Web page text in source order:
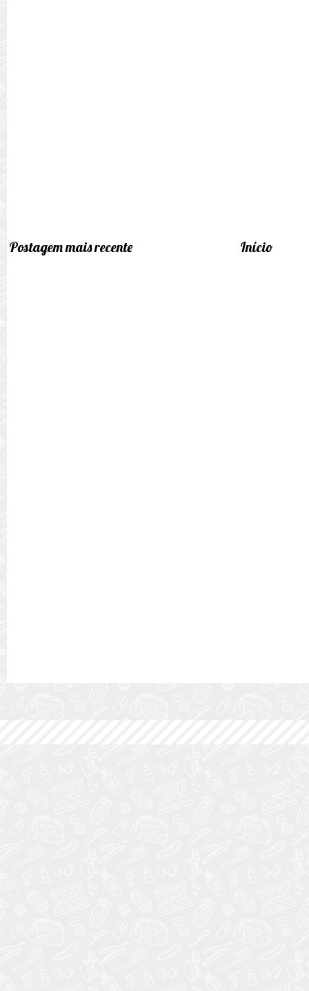
Postagem mais recente Início